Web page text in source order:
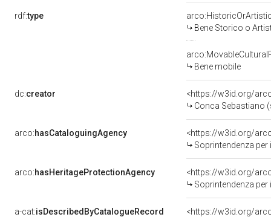
rdf:type
Bene Storico o
Bene mobile
dc:creator
<https://w3id.org/
Conca Sebastiano
arco:hasCataloguingAgency
<https://w3id.org/
Soprintendenza
arco:hasHeritageProtectionAgency
<https://w3id.org/
Soprintendenza per i
a-cat:isDescribedByCatalogueRecord
<https://w3id.org/